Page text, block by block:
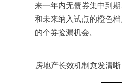
来一年内无债券集中到
和未来纳入试点的橙色
的个券捡漏机会。
房地产长效机制愈发清晰